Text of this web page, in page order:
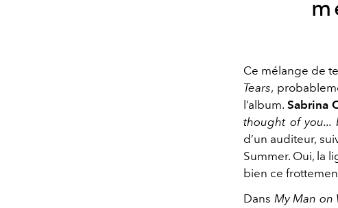
Ce mélange de
Tears,
l’album. Sabrina
thought of you...
d’un auditeur,
Summer. Oui, la
bien ce
Dans My Man on